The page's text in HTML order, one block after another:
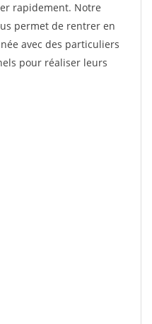
rapidement. Notre
permet de rentrer en
avec des particuliers
pour réaliser leurs